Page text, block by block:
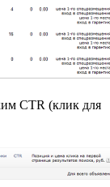
CTR (клик для